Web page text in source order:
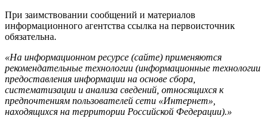
При заимствовании сообщений и материалов
информационного агентства ссылка на первоисточник
обязательна.
«На информационном ресурсе (сайте) применяются
рекомендательные технологии (информационные технологии
предоставления информации на основе сбора,
систематизации и анализа сведений, относящихся к
предпочтениям пользователей сети «Интернет»,
находящихся на территории Российской Федерации).»